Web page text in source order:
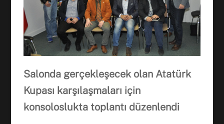
Salonda gerçekleşecek olan Atatürk
Kupası karşılaşmaları için
konsoloslukta toplantı düzenlendi